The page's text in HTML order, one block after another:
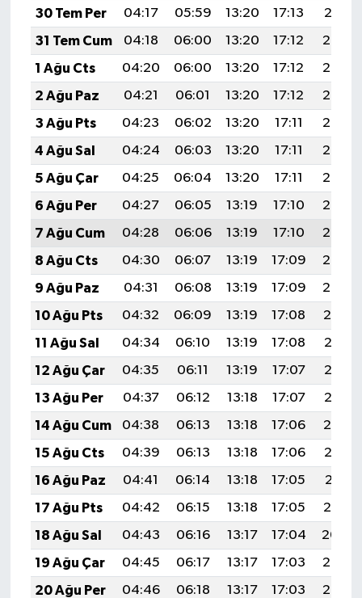
30 Tem Per
04:17 05:59 13:20 17:13
20:31
31 Tem Cum
04:18 06:00 13:20 17:12
20:30
1 Ağu Cts
04:20 06:00 13:20 17:12
20:29
2 Ağu Paz
04:21 06:01 13:20 17:12
20:28
3 Ağu Pts
04:23 06:02 13:20 17:11
20:27
4 Ağu Sal
04:24 06:03 13:20 17:11
20:26
5 Ağu Çar
04:25 06:04 13:20 17:11
20:25
6 Ağu Per
04:27 06:05 13:19 17:10
20:24
7 Ağu Cum
04:28 06:06 13:19 17:10
20:23
8 Ağu Cts
04:30 06:07 13:19 17:09
20:22
9 Ağu Paz
04:31 06:08 13:19 17:09
20:20
10 Ağu Pts
04:32 06:09 13:19 17:08
20:19
11 Ağu Sal
04:34 06:10 13:19 17:08
20:18
12 Ağu Çar
04:35 06:11 13:19 17:07
20:17
13 Ağu Per
04:37 06:12 13:18 17:07
20:15
14 Ağu Cum
04:38 06:13 13:18 17:06
20:14
15 Ağu Cts
04:39 06:13 13:18 17:06
20:13
16 Ağu Paz
04:41 06:14 13:18 17:05
20:11
17 Ağu Pts
04:42 06:15 13:18 17:05
20:10
18 Ağu Sal
04:43 06:16 13:17 17:04
20:09
19 Ağu Çar
04:45 06:17 13:17 17:03
20:07
20 Ağu Per
04:46 06:18 13:17 17:03
20:06